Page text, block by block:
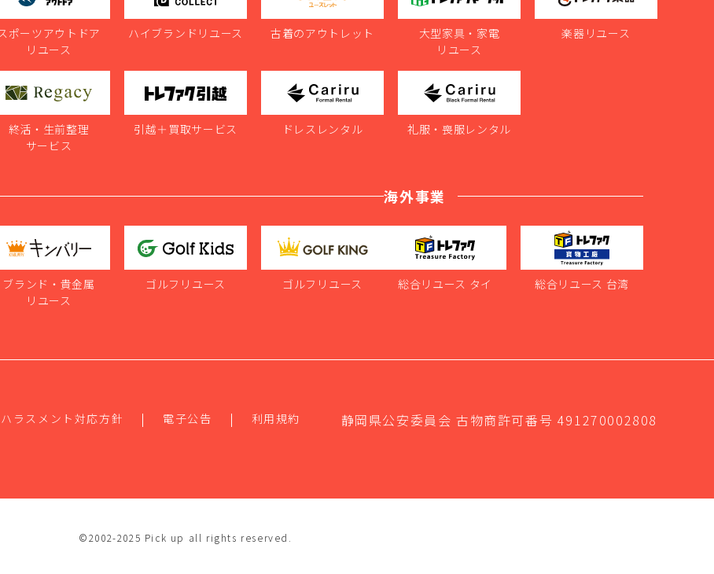
ポーツアウトドア
リユース
ハイブランドリユース 古着のアウトレット
大型家具・家電
リユース
楽器リユース
終活・生前整理
サービス
引越＋買取サービス ドレスレンタル 礼服・喪服レンタル
ブランド・貴金属
リユース
ゴルフリユース ゴルフリユース
海外事業
総合リユース タイ 総合リユース 台湾
ラスメント対応方針 電子公告 利用規約 静岡県公安委員会 古物商許可番号 491270002808
©2002-2025 Pick up all rights reserved.